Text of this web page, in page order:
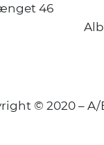
46
© 2020 – A/